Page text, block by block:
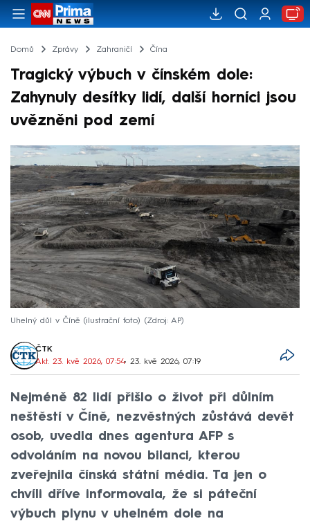
Domů Zprávy Zahraničí Čína
Tragický výbuch v čínském dole:
Zahynuly desítky lidí, další horníci jsou
uvězněni pod zemí
Uhelný důl v Číně (ilustrační foto) Zdroj: AP
ČTK
Akt. 23. kvě 2026, 07:54• 23. kvě 2026, 07:19
Nejméně 82 lidí přišlo o život při důlním
neštěstí v Číně, nezvěstných zůstává devět
osob, uvedla dnes agentura AFP s
odvoláním na novou bilanci, kterou
zveřejnila čínská státní média. Ta jen o
chvíli dříve informovala, že si páteční
výbuch plynu v uhelném dole na